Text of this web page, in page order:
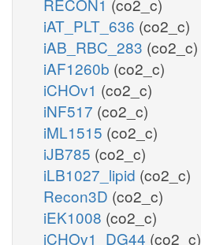
iAT_PLT_636 (co2_c)
iAB_RBC_283 (co2_c)
iAF1260b (co2_c)
iCHOv1 (co2_c)
iNF517 (co2_c)
iML1515 (co2_c)
iJB785 (co2_c)
iLB1027_lipid (co2_c)
Recon3D (co2_c)
iEK1008 (co2_c)
iCHOv1_DG44 (co2_c)